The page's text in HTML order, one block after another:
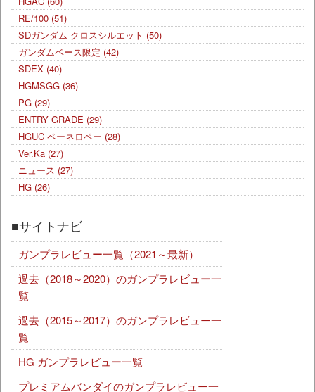
RE/100 (51)
SDガンダム クロスシルエット (50)
ガンダムベース限定 (42)
SDEX (40)
HGMSGG (36)
PG (29)
ENTRY GRADE (29)
HGUC ペーネロペー (28)
Ver.Ka (27)
ニュース (27)
HG (26)
■サイトナビ
ガンプラレビュー一覧（2021～最新）
過去（2018～2020）のガンプラレビュー一
覧
過去（2015～2017）のガンプラレビュー一
覧
HG ガンプラレビュー一覧
プレミアムバンダイのガンプラレビュー一